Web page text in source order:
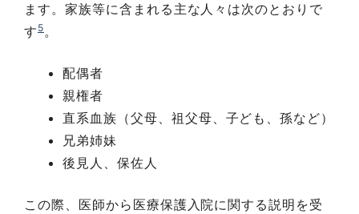
ます。家族等に含まれる主な人々は次のとおりで
す 5。
配偶者
親権者
直系血族（父母、祖父母、子ども、孫など）
兄弟姉妹
後見人、保佐人
この際、医師から医療保護入院に関する説明を受